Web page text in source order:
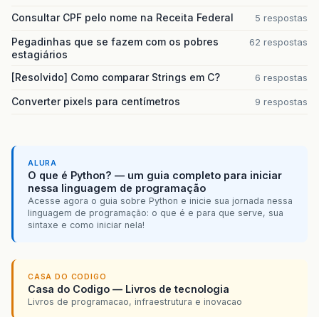
Consultar CPF pelo nome na Receita Federal 5 respostas
Pegadinhas que se fazem com os pobres
estagiários
62 respostas
[Resolvido] Como comparar Strings em C? 6 respostas
Converter pixels para centímetros 9 respostas
ALURA
O que é Python? — um guia completo para iniciar
nessa linguagem de programação
Acesse agora o guia sobre Python e inicie sua jornada nessa
linguagem de programação: o que é e para que serve, sua
sintaxe e como iniciar nela!
CASA DO CODIGO
Casa do Codigo — Livros de tecnologia
Livros de programacao, infraestrutura e inovacao